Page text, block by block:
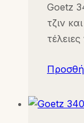
Goetz
τζιν